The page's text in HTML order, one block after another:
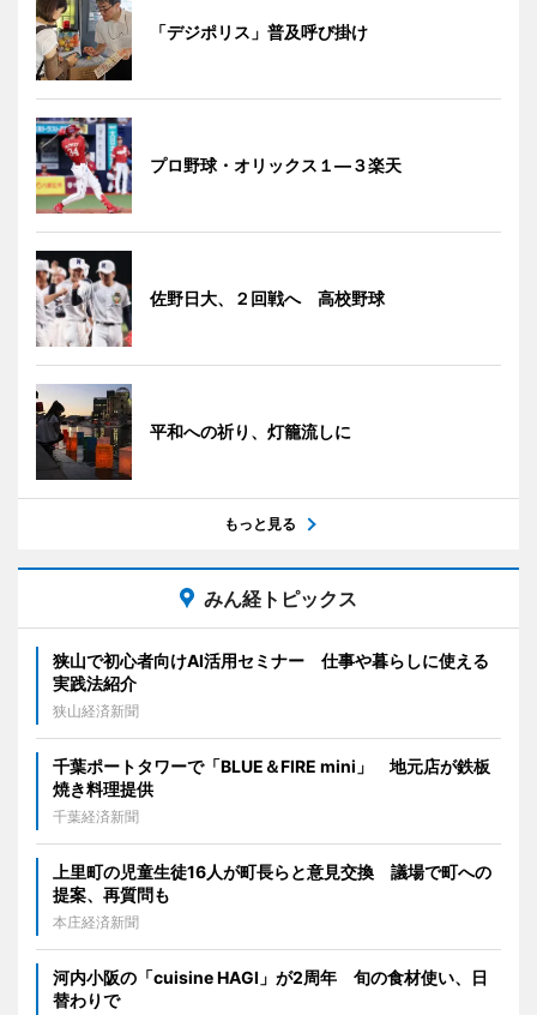
「デジポリス」普及呼び掛け
プロ野球・オリックス１―３楽天
佐野日大、２回戦へ 高校野球
平和への祈り、灯籠流しに
もっと見る
みん経トピックス
狭山で初心者向けAI活用セミナー 仕事や暮らしに使える
実践法紹介
狭山経済新聞
千葉ポートタワーで「BLUE＆FIRE mini」 地元店が鉄板
焼き料理提供
千葉経済新聞
上里町の児童生徒16人が町長らと意見交換 議場で町への
提案、再質問も
本庄経済新聞
河内小阪の「cuisine HAGI」が2周年 旬の食材使い、日
替わりで